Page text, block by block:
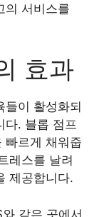
의 서비스를
효과
들이 활성화되
다. 블롭 점프
빠르게 채워줍
레스를 날려
제공합니다.
같은 곳에서